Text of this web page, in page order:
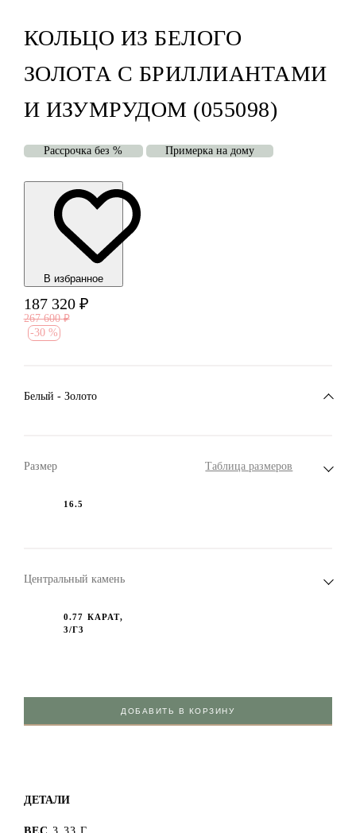
КОЛЬЦО ИЗ БЕЛОГО
ЗОЛОТА С БРИЛЛИАНТАМИ
И ИЗУМРУДОМ (055098)
Рассрочка без % Примерка на дому
В избранноe
187 320 ₽
267 600 ₽
-30 %
Белый - Золото
Размер Таблица размеров
16.5
Центральный камень
0.77 КАРАТ,
3/Г3
ДОБАВИТЬ В КОРЗИНУ
ДЕТАЛИ